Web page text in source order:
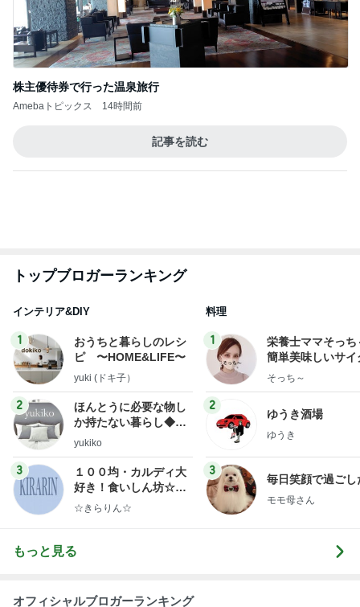
株主優待券で行った温泉旅行
Amebaトピックス 14時間前
記事を読む
トップブロガーランキング
インテリア&DIY
1
おうちと暮らしのレシ
ピ 〜HOME&LIFE〜
yuki (ドキ子）
2
ほんとうに必要な物し
か持たない暮らし◆Ke
ep Life Simple◆〜イ
yukiko
3
１００均・カルディ大
好き！食いしん坊☆き
らりん☆のブログ
☆きらりん☆
料理
1
栄養士ママそっち
簡単美味しいサイ
献立
そっち～
2
ゆうき酒場
ゆうき
3
毎日笑顔で過ごし
モモ母さん
もっと見る
オフィシャルブロガーランキング